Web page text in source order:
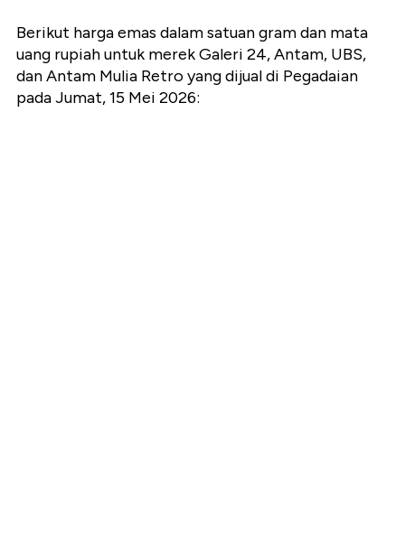
Berikut harga emas dalam satuan gram dan mata
uang rupiah untuk merek Galeri 24, Antam, UBS,
dan Antam Mulia Retro yang dijual di Pegadaian
pada Jumat, 15 Mei 2026: